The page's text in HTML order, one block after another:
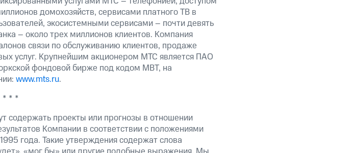
домохозяйств, сервисами платного ТВ в
экосистемными сервисами – почти девять
– около трех миллионов клиентов. Компания
связи по обслуживанию клиентов, продаже
услуг. Крупнейшим акционером МТС является ПАО
фондовой бирже под кодом MBT, на
www.mts.ru.
* * *
содержать проекты или прогнозы в отношении
Компании в соответствии с положениями
года. Такие утверждения содержат слова